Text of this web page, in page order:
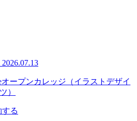
2026.07.13
オープンカレッジ（イラストデザイ
）
る